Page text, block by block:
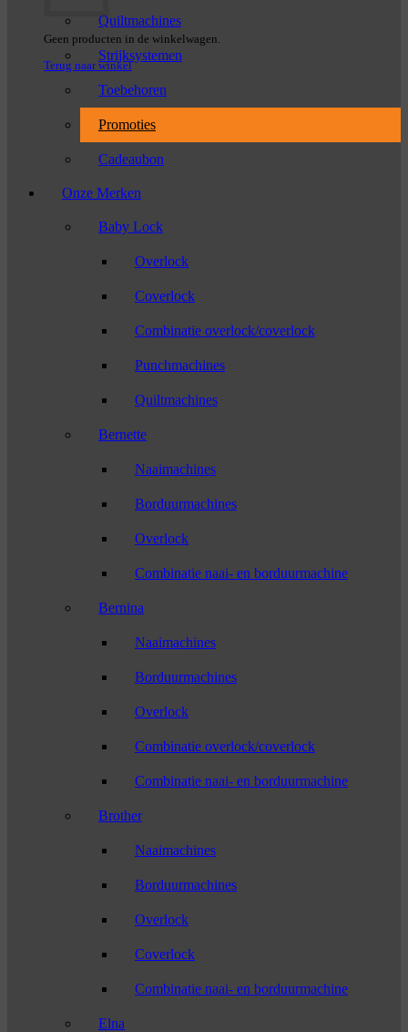
Geen producten in de winkelwagen.
Terug naar winkel
Quiltmachines
Strijksystemen
Toebehoren
Promoties
Cadeaubon
Onze Merken
Baby Lock
Overlock
Coverlock
Combinatie overlock/coverlock
Punchmachines
Quiltmachines
Bernette
Naaimachines
Borduurmachines
Overlock
Combinatie naai- en borduurmachine
Bernina
Naaimachines
Borduurmachines
Overlock
Combinatie overlock/coverlock
Combinatie naai- en borduurmachine
Brother
Naaimachines
Borduurmachines
Overlock
Coverlock
Combinatie naai- en borduurmachine
Elna